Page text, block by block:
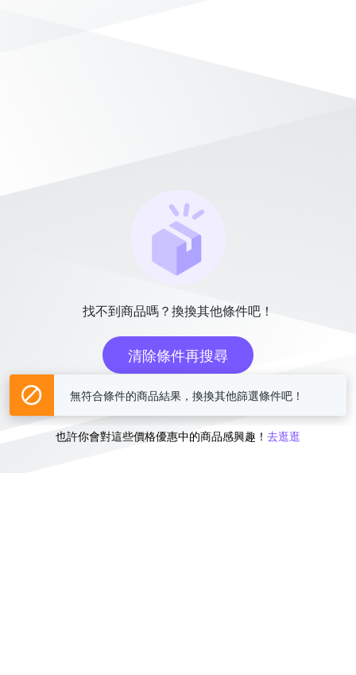
找不到商品嗎？換換其他條件吧！
清除條件再搜尋
或
也許你會對這些價格優惠中的商品感興趣！ 去逛逛
無符合條件的商品結果，換換其他篩選條件吧！